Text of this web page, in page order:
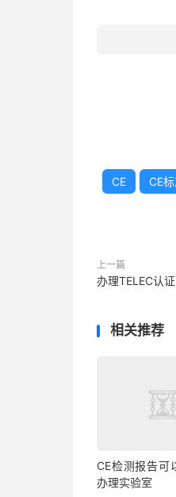
CE CE
上一篇
办理TELEC认
相关推荐
CE检测报告可
办理实验室